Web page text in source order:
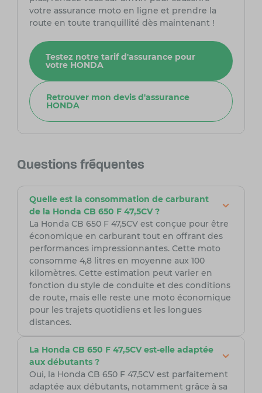
votre assurance moto en ligne et prendre la
route en toute tranquillité dès maintenant !
Testez notre tarif d'assurance pour
votre HONDA
Retrouver mon devis d'assurance
HONDA
Questions fréquentes
Quelle est la consommation de carburant
de la Honda CB 650 F 47,5CV ?
La Honda CB 650 F 47,5CV est conçue pour être
économique en carburant tout en offrant des
performances impressionnantes. Cette moto
consomme 4,8 litres en moyenne aux 100
kilomètres. Cette estimation peut varier en
fonction du style de conduite et des conditions
de route, mais elle reste une moto économique
pour les trajets quotidiens et les longues
distances.
La Honda CB 650 F 47,5CV est-elle adaptée
aux débutants ?
Oui, la Honda CB 650 F 47,5CV est parfaitement
adaptée aux débutants, notamment grâce à sa